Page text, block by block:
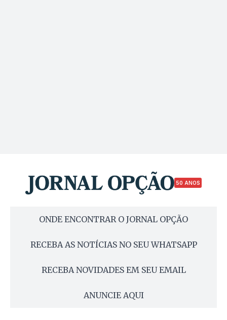
50 ANOS
ONDE ENCONTRAR O JORNAL OPÇÃO
RECEBA AS NOTÍCIAS NO SEU WHATSAPP
RECEBA NOVIDADES EM SEU EMAIL
ANUNCIE AQUI